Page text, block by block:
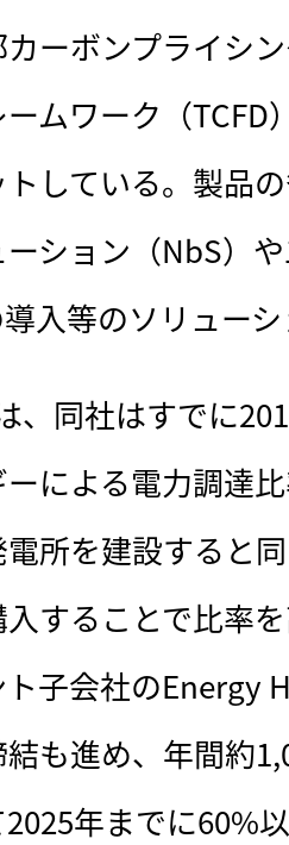
ーボンプライシ
ムワーク（TCFD
している。製品
ション（NbS）
導入等のソリュー
同社はすでに
による電力調達
所を建設すると
することで比率
子会社のEnergy
も進め、年間約
年までに60%